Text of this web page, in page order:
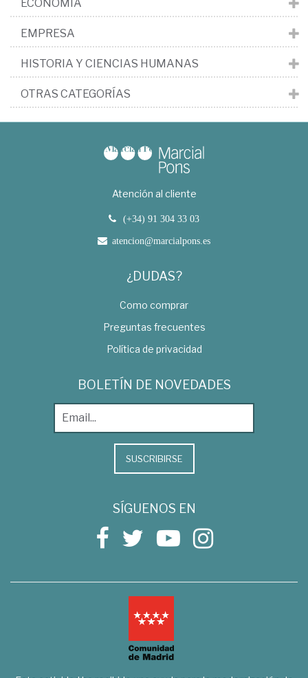
ECONOMÍA
EMPRESA
HISTORIA Y CIENCIAS HUMANAS
OTRAS CATEGORÍAS
Atención al cliente
(+34) 91 304 33 03
atencion@marcialpons.es
¿DUDAS?
Como comprar
Preguntas frecuentes
Política de privacidad
BOLETÍN DE NOVEDADES
SUSCRIBIRSE
SÍGUENOS EN